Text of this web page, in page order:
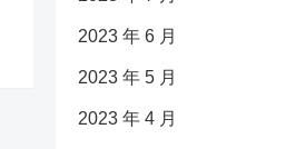
2023 年 6 月
2023 年 5 月
2023 年 4 月